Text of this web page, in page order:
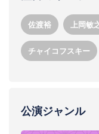
佐渡裕 上岡敏
チャイコフスキー
公演ジャンル